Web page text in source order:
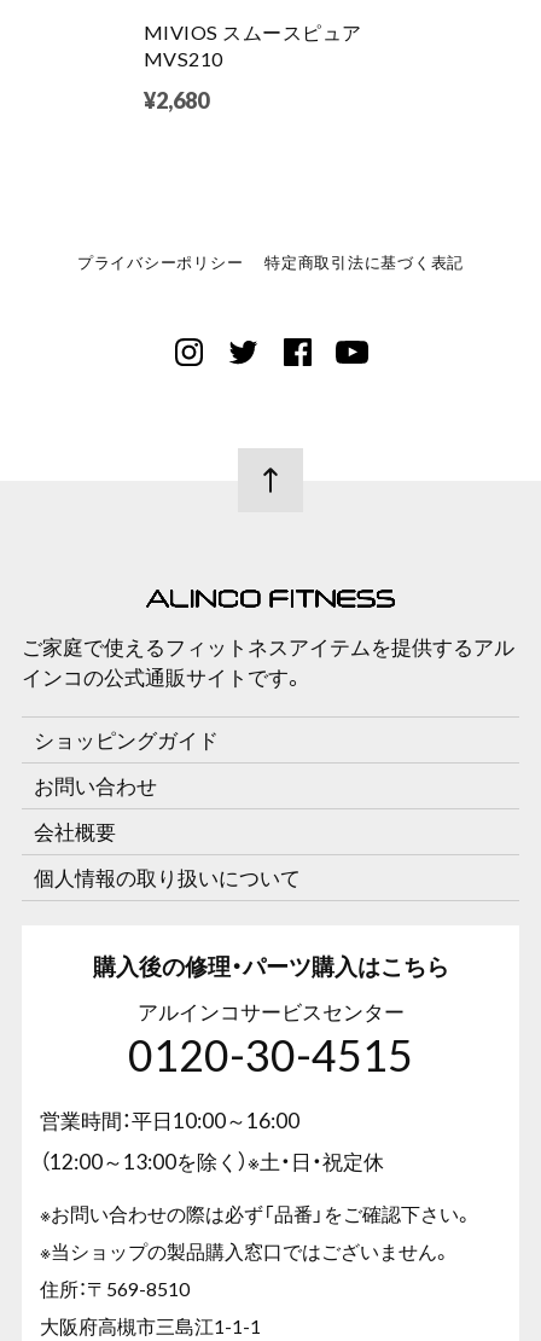
MIVIOS スムースピュア
MVS210
¥2,680
プライバシーポリシー 特定商取引法に基づく表記
ご家庭で使えるフィットネスアイテムを提供するアル
インコの公式通販サイトです。
ショッピングガイド
お問い合わせ
会社概要
個人情報の取り扱いについて
購入後の修理・パーツ購入はこちら
アルインコサービスセンター
0120-30-4515
営業時間：平日10:00～16:00
（12:00～13:00を除く）※土・日・祝定休
※お問い合わせの際は必ず「品番」をご確認下さい。
※当ショップの製品購入窓口ではございません。
住所：〒569-8510
大阪府高槻市三島江1-1-1